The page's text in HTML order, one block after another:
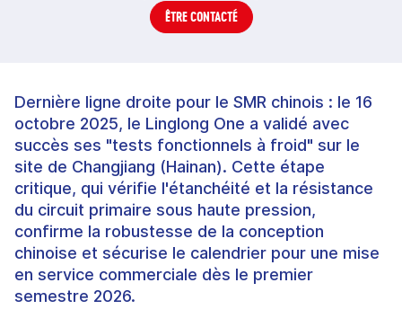
ÊTRE CONTACTÉ
Dernière ligne droite pour le SMR chinois : le 16
octobre 2025, le Linglong One a validé avec
succès ses "tests fonctionnels à froid" sur le
site de Changjiang (Hainan). Cette étape
critique, qui vérifie l'étanchéité et la résistance
du circuit primaire sous haute pression,
confirme la robustesse de la conception
chinoise et sécurise le calendrier pour une mise
en service commerciale dès le premier
semestre 2026.